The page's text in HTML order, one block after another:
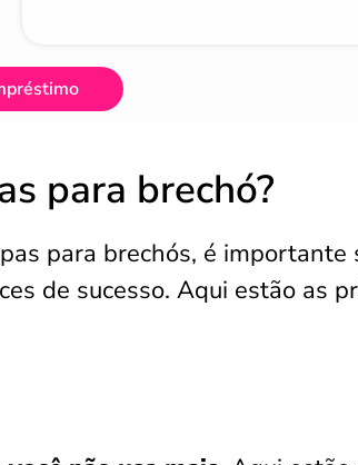
para brechó?
para brechós, é importante
de sucesso. Aqui estão as